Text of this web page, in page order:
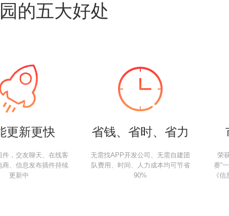
的五大好处
更新更快
件，交友聊天、在线客
商、信息发布插件持续
更新中
省钱、省时、省力
无需找APP开发公司、无需自建团
队费用、时间、人力成本均可节省
90%
荣
赛“
《